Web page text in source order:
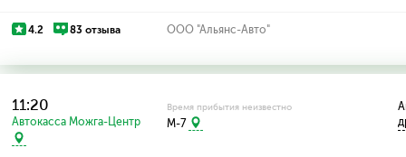
4.2 83 отзыва ООО "Альянс-Авто"
11:20
Автокасса Можга-Центр
Время прибытия неизвестно
M-7